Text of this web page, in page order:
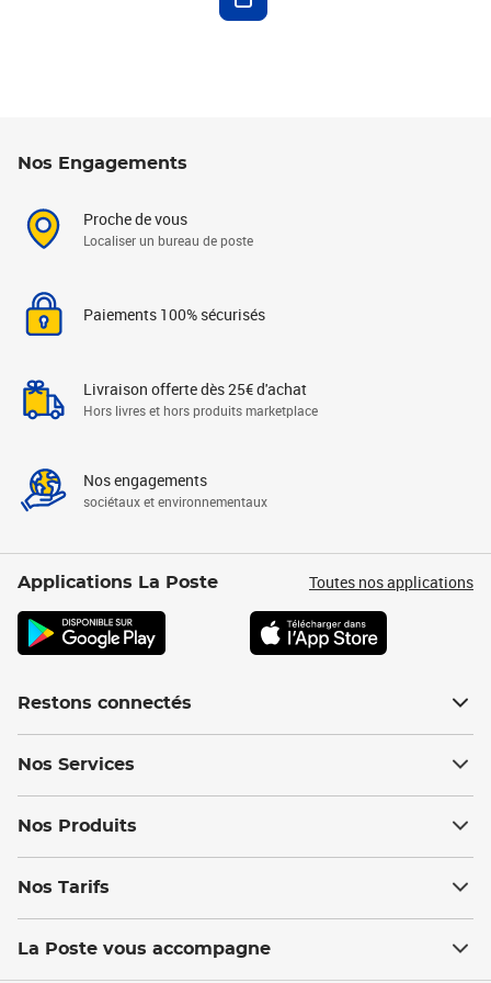
Nos Engagements
Proche de vous
Localiser un bureau de poste
Paiements 100% sécurisés
Livraison offerte dès 25€ d'achat
Hors livres et hors produits marketplace
Nos engagements
sociétaux et environnementaux
Applications La Poste Toutes nos applications
Restons connectés
Nos Services
Nos Produits
Nos Tarifs
La Poste vous accompagne